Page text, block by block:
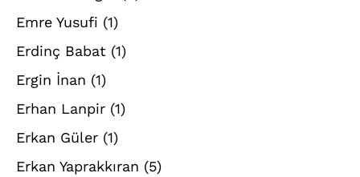
Emre Yusufi (1)
Erdinç Babat (1)
Ergin İnan (1)
Erhan Lanpir (1)
Erkan Güler (1)
Erkan Yaprakkıran (5)